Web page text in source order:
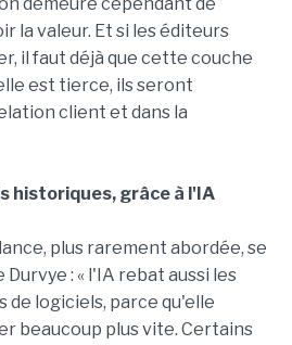
la valeur. Et si les éditeurs
il faut déjà que cette couche
est tierce, ils seront
client et dans la
historiques, grâce à l'IA
plus rarement abordée, se
: « l'IA rebat aussi les
logiciels, parce qu'elle
beaucoup plus vite. Certains